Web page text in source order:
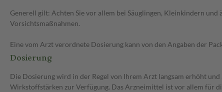
Generell gilt: Achten Sie vor allem bei Säuglingen, Kleinkindern
Vorsichtsmaßnahmen.
Eine vom Arzt verordnete Dosierung kann von den Angaben der
Dosierung
Die Dosierung wird in der Regel von Ihrem Arzt langsam erhöht
Wirkstoffstärken zur Verfügung. Das Arzneimittel ist vor allem für